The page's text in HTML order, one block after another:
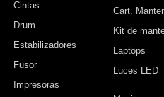
Cintas
Drum
Estabilizadores
Fusor
Impresoras
Cart.
Kit de
Laptops
Luces LED